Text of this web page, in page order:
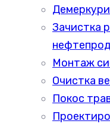
Зачистка
Монтаж
Очистка
Покос